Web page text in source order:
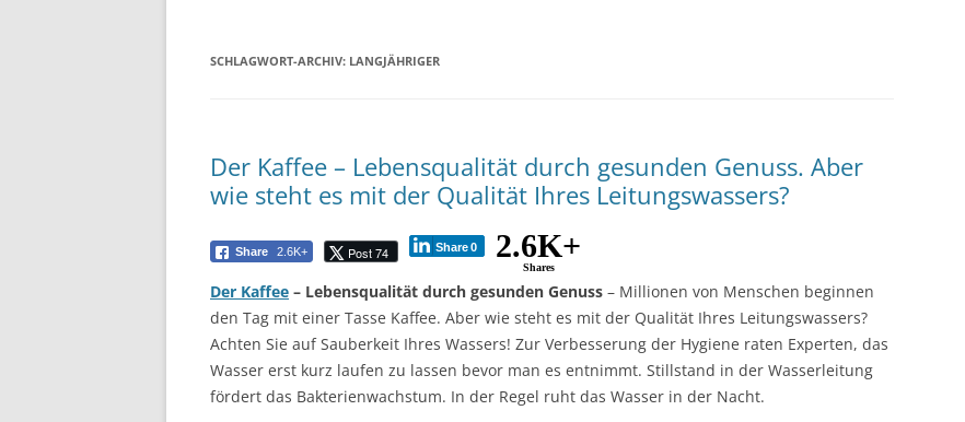
SCHLAGWORT-ARCHIV: LANGJÄHRIGER
Der Kaffee – Lebensqualität durch gesunden Genuss. Aber
wie steht es mit der Qualität Ihres Leitungswassers?
Share 2.6K+ Post 74 Share0 2.6K+
Shares
Der Kaffee – Lebensqualität durch gesunden Genuss – Millionen von Menschen beginnen
den Tag mit einer Tasse Kaffee. Aber wie steht es mit der Qualität Ihres Leitungswassers?
Achten Sie auf Sauberkeit Ihres Wassers! Zur Verbesserung der Hygiene raten Experten, das
Wasser erst kurz laufen zu lassen bevor man es entnimmt. Stillstand in der Wasserleitung
fördert das Bakterienwachstum. In der Regel ruht das Wasser in der Nacht.